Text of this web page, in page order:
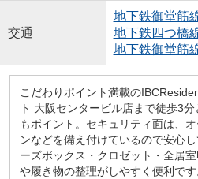
交通
地下鉄御堂筋
地下鉄四つ橋
地下鉄御堂筋
こだわりポイント満載の
ト 大阪センタービル店まで徒歩3
もポイント。セキュリティ面は、
ンなどを備え付けているので安心
ーズボックス・クロゼット・全居
や履き物の整理がしやすく便利です